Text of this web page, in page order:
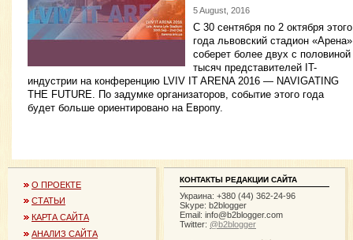
5 August, 2016
С 30 сентября по 2 октября этого
года львовский стадион «Арена»
соберет более двух с половиной
тысяч представителей IT-
индустрии на конференцию LVIV IT ARENA 2016 — NAVIGATING
THE FUTURE. По задумке организаторов, событие этого года
будет больше ориентировано на Европу.
О ПРОЕКТЕ
СТАТЬИ
КАРТА САЙТА
АНАЛИЗ САЙТА
КОНТАКТЫ РЕДАКЦИИ САЙТА
Украина: +380 (44) 362-24-96
Skype: b2blogger
Email: info@b2blogger.com
Twitter: @b2blogger